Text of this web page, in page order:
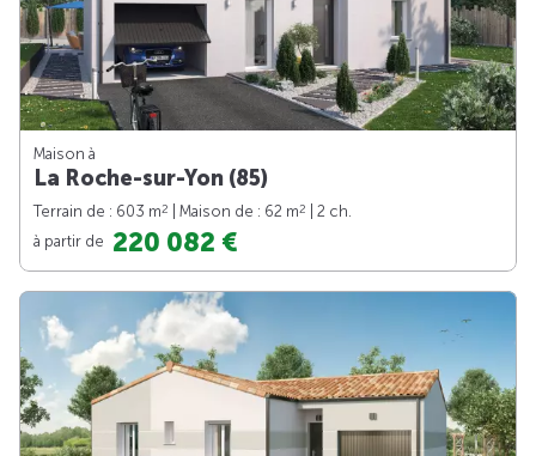
Maison à
La Roche-sur-Yon (85)
Terrain de : 603 m2 | Maison de : 62 m2
| 2 ch.
à partir de 220 082 €